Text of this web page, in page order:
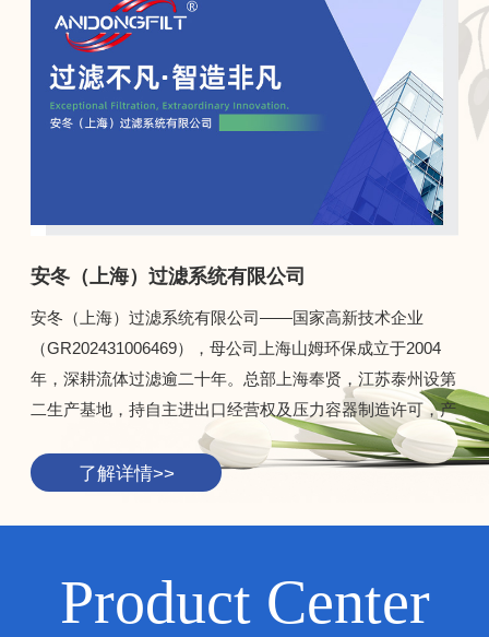
安冬（上海）过滤系统有限公司
安冬（上海）过滤系统有限公司——国家高新技术企业
（GR202431006469），母公司上海山姆环保成立于2004
年，深耕流体过滤逾二十年。总部上海奉贤，江苏泰州设第
二生产基地，持自主进出口经营权及压力容器制造许可，产
品覆盖石化、精细化工、生物制药、新能源、食品饮料、冶
金、环保等7大行业。作为国内唯一烛式"整机+滤芯+滤
滤分离领域十余年，关键部件打破国外长期垄断；公司通过
工艺包，可根据物料特性从传感器选型到滤材适配全程精准
定制。安冬——技术立身，数据说话，做您长期可靠的过滤
了解详情>>
Product Center